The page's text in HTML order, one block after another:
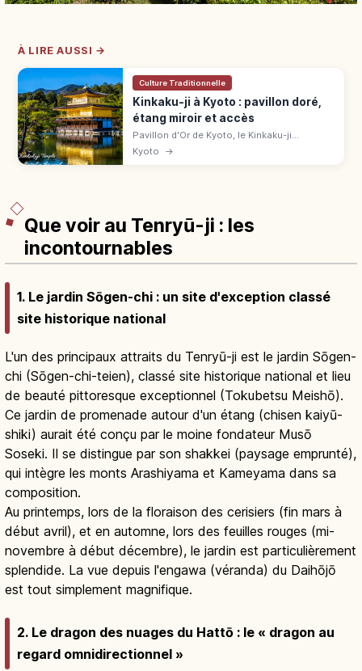
À LIRE AUSSI →
Culture Traditionnelle
Kinkaku-ji à Kyoto : pavillon doré,
étang miroir et accès
Pavillon d'Or de Kyoto, le Kinkaku-ji
(UNESCO) éblouit avec ses 3 étages dorés
reflétés dans l'étang. Tarifs, horaires, accès
Kyoto →
Que voir au Tenryū-ji : les
incontournables
1. Le jardin Sōgen-chi : un site d'exception classé
site historique national
L'un des principaux attraits du Tenryū-ji est le jardin Sōgen-
chi (Sōgen-chi-teien), classé site historique national et lieu
de beauté pittoresque exceptionnel (Tokubetsu Meishō).
Ce jardin de promenade autour d'un étang (chisen kaiyū-
shiki) aurait été conçu par le moine fondateur Musō
Soseki. Il se distingue par son shakkei (paysage emprunté),
qui intègre les monts Arashiyama et Kameyama dans sa
composition.
Au printemps, lors de la floraison des cerisiers (fin mars à
début avril), et en automne, lors des feuilles rouges (mi-
novembre à début décembre), le jardin est particulièrement
splendide. La vue depuis l'engawa (véranda) du Daihōjō
est tout simplement magnifique.
2. Le dragon des nuages du Hattō : le « dragon au
regard omnidirectionnel »